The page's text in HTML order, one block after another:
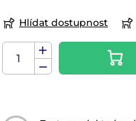
Hlídat dostupnost